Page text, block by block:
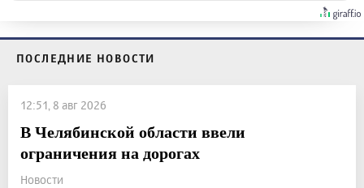
ПОСЛЕДНИЕ НОВОСТИ
12:51, 8 авг 2026
В Челябинской области ввели
ограничения на дорогах
Новости